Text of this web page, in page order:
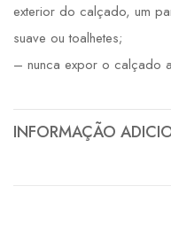
exterior do calçado, um
suave ou toalhetes;
– nunca expor o calçado
INFORMAÇÃO